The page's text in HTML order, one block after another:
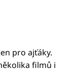
pro ajťáky.
filmů i